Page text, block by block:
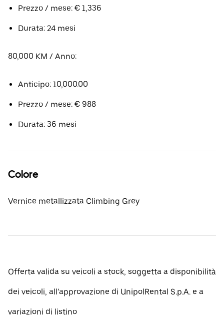
Prezzo / mese: € 1,336
Durata: 24 mesi
80,000 KM / Anno:
Anticipo: 10,000.00
Prezzo / mese: € 988
Durata: 36 mesi
Colore
Vernice metallizzata Climbing Grey
Offerta valida su veicoli a stock, soggetta a disponibilità
dei veicoli, all’approvazione di UnipolRental S.p.A. e a
variazioni di listino